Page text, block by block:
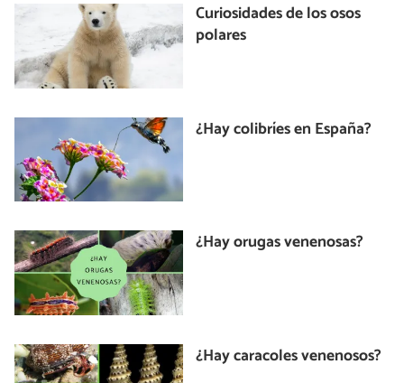
Curiosidades de los osos
polares
¿Hay colibríes en España?
¿Hay orugas venenosas?
¿Hay caracoles venenosos?